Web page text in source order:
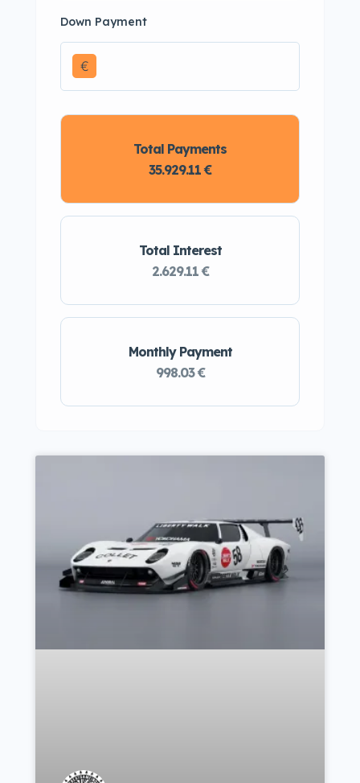
Down Payment
€
Monthly Payment
998.03 €
Total Interest
2.629.11 €
Total Payments
35.929.11 €